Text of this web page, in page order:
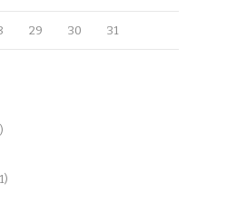
29 30 31